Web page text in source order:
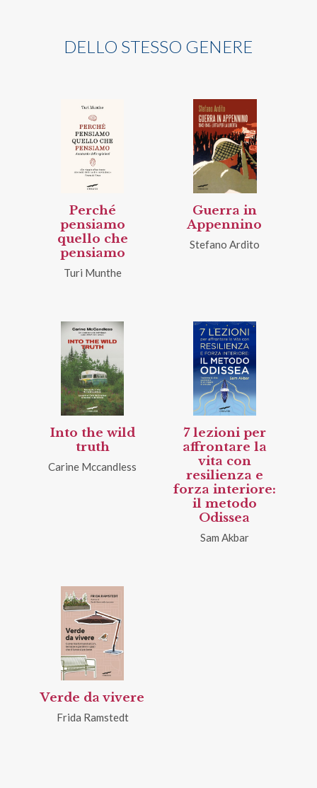
DELLO STESSO GENERE
Perché
pensiamo
quello che
pensiamo
Turi Munthe
Guerra in
Appennino
Stefano Ardito
Into the wild
truth
Carine Mccandless
7 lezioni per
affrontare la
vita con
resilienza e
forza interiore:
il metodo
Odissea
Sam Akbar
Verde da vivere
Frida Ramstedt